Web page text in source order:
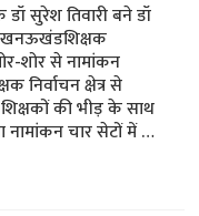
सुरेश तिवारी बने डॉ
शोर से नामांकन
क्षेत्र से
की भीड़ के साथ
नामांकन चार सेटों में …